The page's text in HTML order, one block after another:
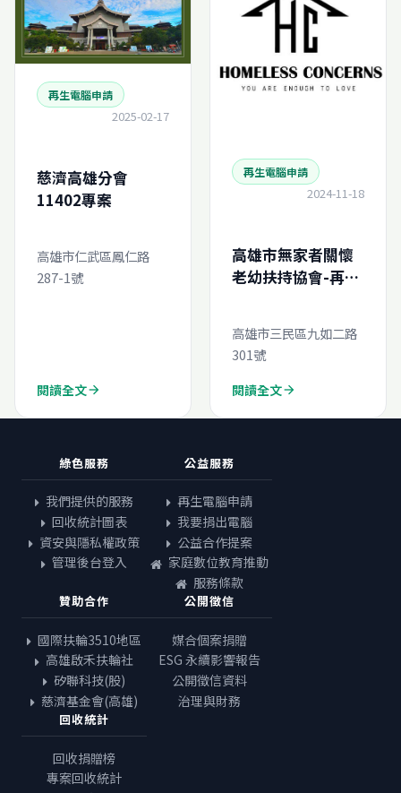
再生電腦申請
2025-02-17
慈濟高雄分會
11402專案
高雄市仁武區鳳仁路
287-1號
閱讀全文arrow_forward
再生電腦申請
2024-11-18
高雄市無家者關懷
老幼扶持協會-再生
高雄市三民區九如二路
301號
閱讀全文arrow_forward
綠色服務
我們提供的服務
回收統計圖表
資安與隱私權政策
管理後台登入
公益服務
再生電腦申請
我要捐出電腦
公益合作提案
家庭數位教育推動
服務條款
贊助合作
國際扶輪3510地區
高雄啟禾扶輪社
矽聯科技(股)
慈濟基金會(高雄)
公開徵信
媒合個案捐贈
ESG 永續影響報告
公開徵信資料
治理與財務
回收統計
回收捐贈榜
專案回收統計